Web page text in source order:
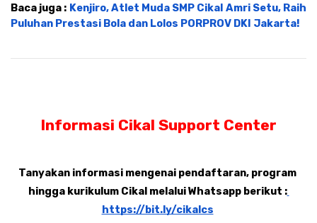
Baca juga : Kenjiro, Atlet Muda SMP Cikal Amri Setu, Raih
Puluhan Prestasi Bola dan Lolos PORPROV DKI Jakarta!
Informasi Cikal Support Center
Tanyakan informasi mengenai pendaftaran, program
hingga kurikulum Cikal melalui Whatsapp berikut :
https://bit.ly/cikalcs